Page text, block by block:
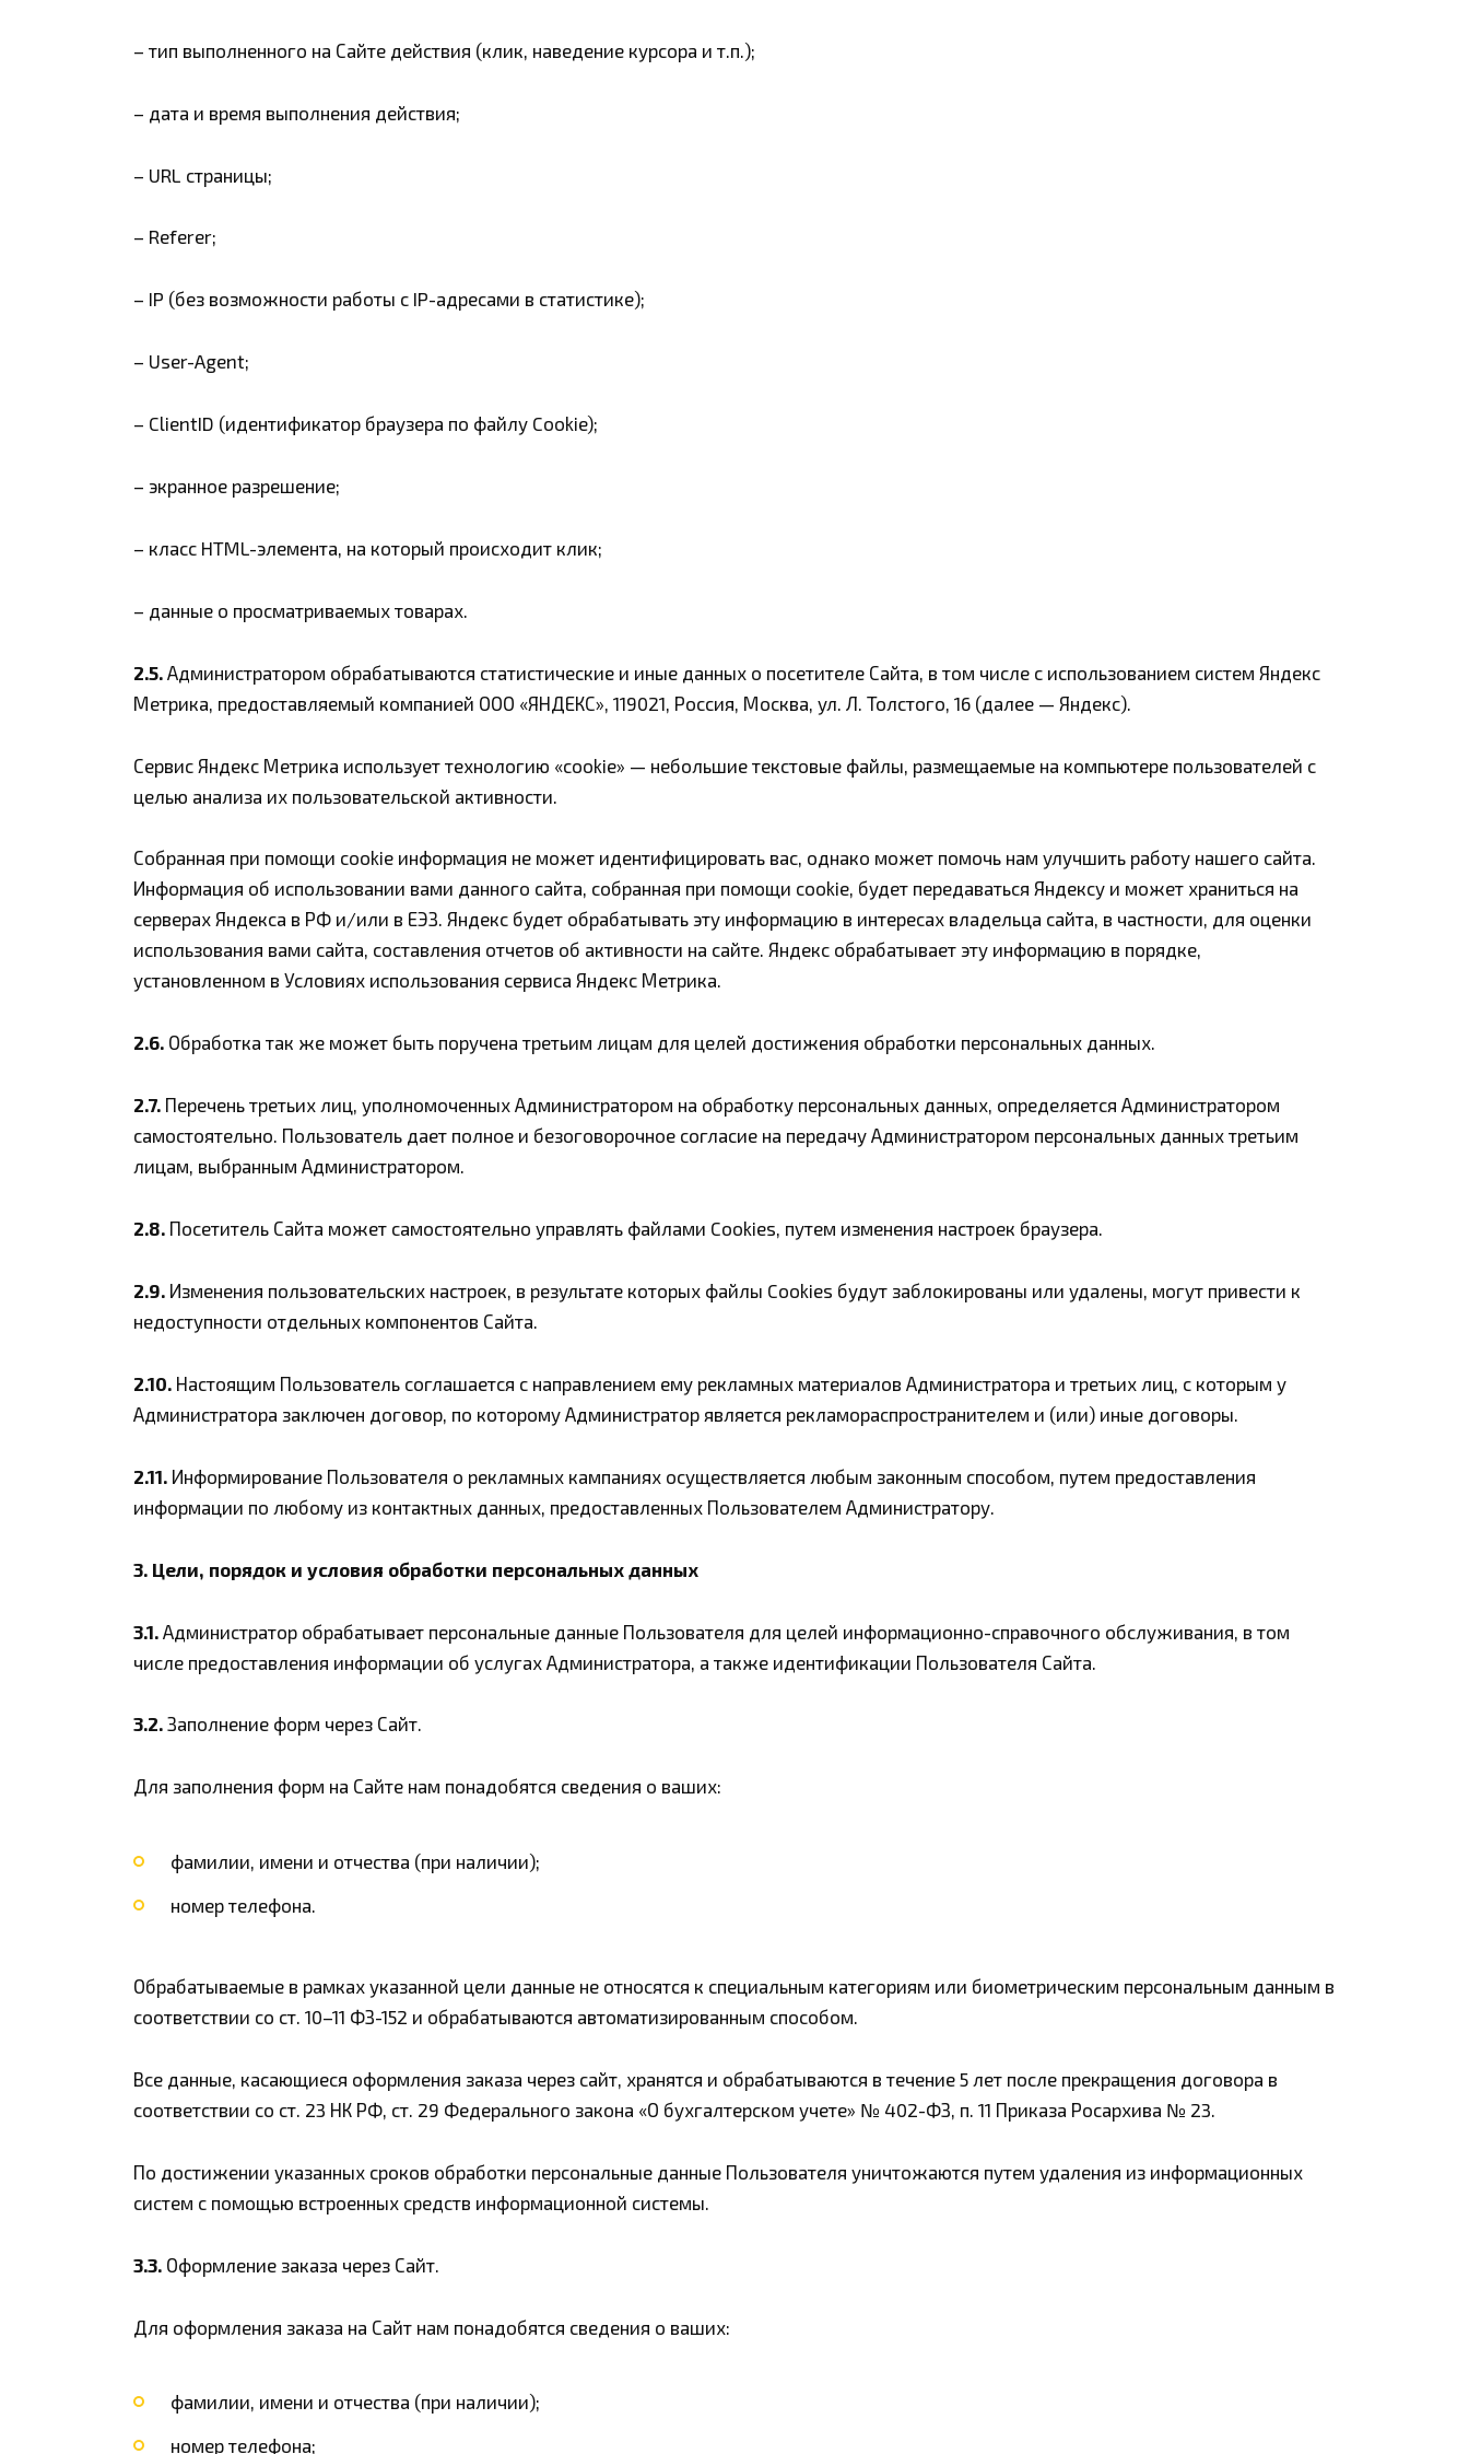
– тип выполненного на Сайте действия (клик, наведение курсора и т.п.);
– дата и время выполнения действия;
– URL страницы;
– Referer;
– IP (без возможности работы с IP-адресами в статистике);
– User-Agent;
– ClientID (идентификатор браузера по файлу Cookie);
– экранное разрешение;
– класс HTML-элемента, на который происходит клик;
– данные о просматриваемых товарах.
2.5. Администратором обрабатываются статистические и иные данных о посетителе Сайта, в том числе с использованием систем Яндекс
Метрика, предоставляемый компанией ООО «ЯНДЕКС», 119021, Россия, Москва, ул. Л. Толстого, 16 (далее — Яндекс).
Сервис Яндекс Метрика использует технологию «cookie» — небольшие текстовые файлы, размещаемые на компьютере пользователей с
целью анализа их пользовательской активности.
Собранная при помощи cookie информация не может идентифицировать вас, однако может помочь нам улучшить работу нашего сайта.
Информация об использовании вами данного сайта, собранная при помощи cookie, будет передаваться Яндексу и может храниться на
серверах Яндекса в РФ и/или в ЕЭЗ. Яндекс будет обрабатывать эту информацию в интересах владельца сайта, в частности, для оценки
использования вами сайта, составления отчетов об активности на сайте. Яндекс обрабатывает эту информацию в порядке,
установленном в Условиях использования сервиса Яндекс Метрика.
2.6. Обработка так же может быть поручена третьим лицам для целей достижения обработки персональных данных.
2.7. Перечень третьих лиц, уполномоченных Администратором на обработку персональных данных, определяется Администратором
самостоятельно. Пользователь дает полное и безоговорочное согласие на передачу Администратором персональных данных третьим
лицам, выбранным Администратором.
2.8. Посетитель Сайта может самостоятельно управлять файлами Cookies, путем изменения настроек браузера.
2.9. Изменения пользовательских настроек, в результате которых файлы Cookies будут заблокированы или удалены, могут привести к
недоступности отдельных компонентов Сайта.
2.10. Настоящим Пользователь соглашается с направлением ему рекламных материалов Администратора и третьих лиц, с которым у
Администратора заключен договор, по которому Администратор является рекламораспространителем и (или) иные договоры.
2.11. Информирование Пользователя о рекламных кампаниях осуществляется любым законным способом, путем предоставления
информации по любому из контактных данных, предоставленных Пользователем Администратору.
3. Цели, порядок и условия обработки персональных данных
3.1. Администратор обрабатывает персональные данные Пользователя для целей информационно-справочного обслуживания, в том
числе предоставления информации об услугах Администратора, а также идентификации Пользователя Сайта.
3.2. Заполнение форм через Сайт.
Для заполнения форм на Сайте нам понадобятся сведения о ваших:
фамилии, имени и отчества (при наличии);
номер телефона.
Обрабатываемые в рамках указанной цели данные не относятся к специальным категориям или биометрическим персональным данным в
соответствии со ст. 10–11 ФЗ-152 и обрабатываются автоматизированным способом.
Все данные, касающиеся оформления заказа через сайт, хранятся и обрабатываются в течение 5 лет после прекращения договора в
соответствии со ст. 23 НК РФ, ст. 29 Федерального закона «О бухгалтерском учете» № 402-ФЗ, п. 11 Приказа Росархива № 23.
По достижении указанных сроков обработки персональные данные Пользователя уничтожаются путем удаления из информационных
систем с помощью встроенных средств информационной системы.
3.3. Оформление заказа через Сайт.
Для оформления заказа на Сайт нам понадобятся сведения о ваших:
фамилии, имени и отчества (при наличии);
номер телефона;